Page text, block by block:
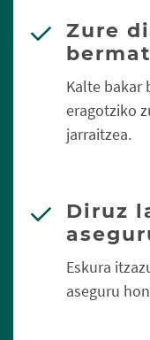
Zure
Kalte bakar
eragotziko
jarraitzea.
Diruz
Eskura
aseguru